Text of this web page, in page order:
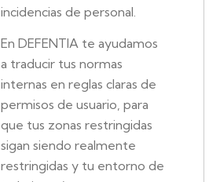
incidencias de personal.
En DEFENTIA te ayudamos
a traducir tus normas
internas en reglas claras de
permisos de usuario, para
que tus zonas restringidas
sigan siendo realmente
restringidas y tu entorno de